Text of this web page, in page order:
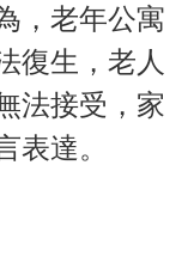
，老年公寓
復生，老人
法接受，家
表達。